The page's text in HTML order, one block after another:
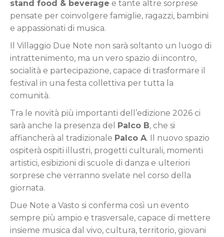
stand food & beverage e tante altre sorprese
pensate per coinvolgere famiglie, ragazzi, bambini
e appassionati di musica.
Il Villaggio Due Note non sarà soltanto un luogo di
intrattenimento, ma un vero spazio di incontro,
socialità e partecipazione, capace di trasformare il
festival in una festa collettiva per tutta la
comunità.
Tra le novità più importanti dell’edizione 2026 ci
sarà anche la presenza del Palco B, che si
affiancherà al tradizionale Palco A. Il nuovo spazio
ospiterà ospiti illustri, progetti culturali, momenti
artistici, esibizioni di scuole di danza e ulteriori
sorprese che verranno svelate nel corso della
giornata.
Due Note a Vasto si conferma così un evento
sempre più ampio e trasversale, capace di mettere
insieme musica dal vivo, cultura, territorio, giovani